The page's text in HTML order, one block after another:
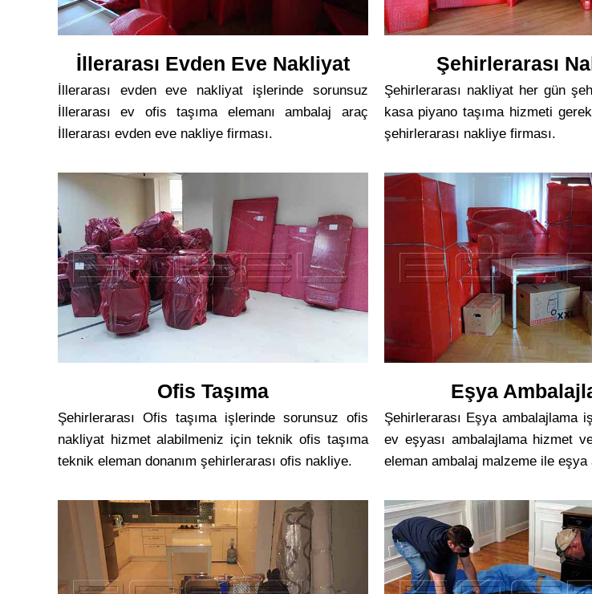
İllerarası Evden Eve Nakliyat
İllerarası evden eve nakliyat işlerinde sorunsuz
İllerarası ev ofis taşıma elemanı ambalaj araç
İllerarası evden eve nakliye firması.
Ofis Taşıma
Şehirlerarası Ofis taşıma işlerinde sorunsuz ofis
nakliyat hizmet alabilmeniz için teknik ofis taşıma
teknik eleman donanım şehirlerarası ofis nakliye.
Şehirlerarası
Şehirlerarası nakliyat her gün
kasa piyano taşıma hizmeti
şehirlerarası nakliye firması.
Eşya
Şehirlerarası Eşya ambalajlama
ev eşyası ambalajlama hizmet
eleman ambalaj malzeme ile eşya